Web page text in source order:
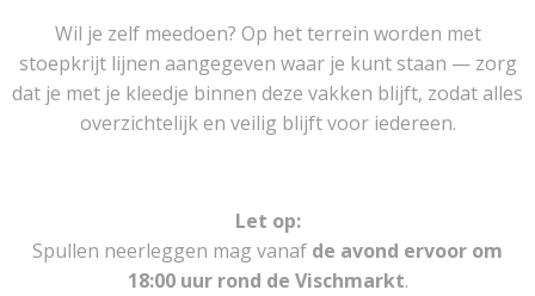
Wil je zelf meedoen? Op het terrein worden met
stoepkrijt lijnen aangegeven waar je kunt staan — zorg
dat je met je kleedje binnen deze vakken blijft, zodat alles
overzichtelijk en veilig blijft voor iedereen.
Let op:
Spullen neerleggen mag vanaf de avond ervoor om
18:00 uur rond de Vischmarkt.